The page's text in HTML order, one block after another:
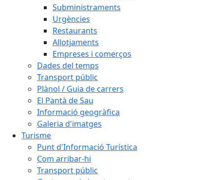
Subministraments
Urgències
Restaurants
Allotjaments
Empreses i comerços
Dades del temps
Transport públic
Plànol / Guia de carrers
El Pantà de Sau
Informació geogràfica
Galeria d'imatges
Turisme
Punt d'Informació Turística
Com arribar-hi
Transport públic